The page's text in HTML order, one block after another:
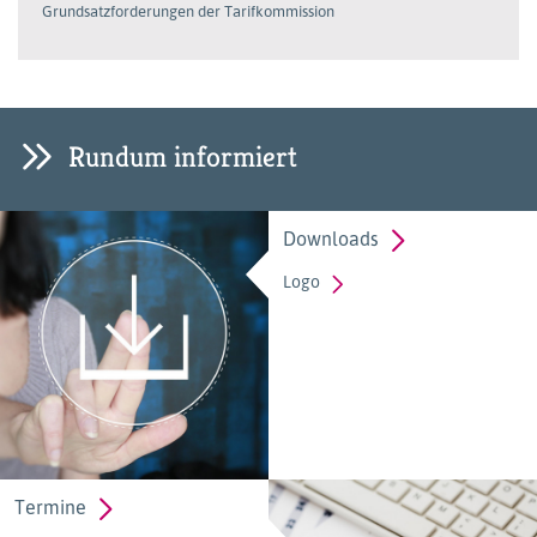
Grundsatzforderungen der Tarifkommission
Rundum informiert
Downloads
Logo
Termine